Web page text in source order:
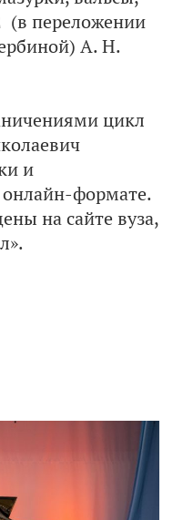
(в переложении
А. Н.
цикл
и
онлайн-формате.
на сайте вуза,